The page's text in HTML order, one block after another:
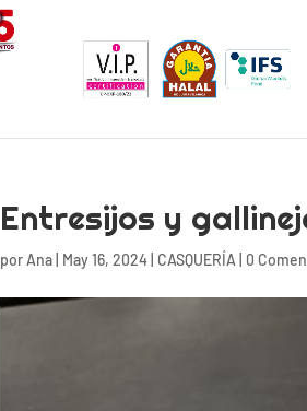
Entresijos y
porAna May 16, 2024 CASQUERÍA 0